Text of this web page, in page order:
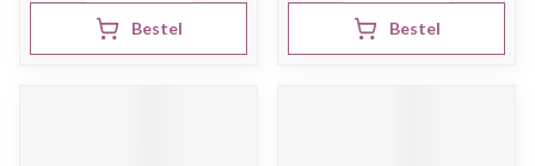
Bestel Bestel